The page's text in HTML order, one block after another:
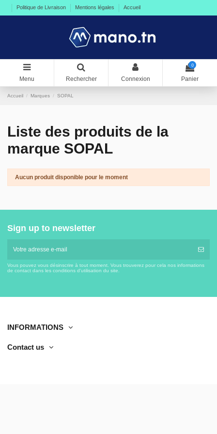
Politique de Livraison Mentions légales Accueil
Menu Rechercher Connexion
0
Panier
Accueil Marques SOPAL
Liste des produits de la
marque SOPAL
Aucun produit disponible pour le moment
Sign up to newsletter
Vous pouvez vous désinscrire à tout moment. Vous trouverez pour cela nos informations
de contact dans les conditions d'utilisation du site.
INFORMATIONS
Contact us